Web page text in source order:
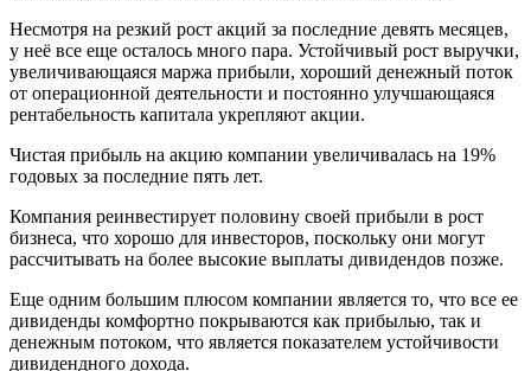
Несмотря на резкий рост акций за последние девять месяцев,
у неё все еще осталось много пара. Устойчивый рост выручки,
увеличивающаяся маржа прибыли, хороший денежный поток
от операционной деятельности и постоянно улучшающаяся
рентабельность капитала укрепляют акции.
Чистая прибыль на акцию компании увеличивалась на 19%
годовых за последние пять лет.
Компания реинвестирует половину своей прибыли в рост
бизнеса, что хорошо для инвесторов, поскольку они могут
рассчитывать на более высокие выплаты дивидендов позже.
Еще одним большим плюсом компании является то, что все ее
дивиденды комфортно покрываются как прибылью, так и
денежным потоком, что является показателем устойчивости
дивидендного дохода.